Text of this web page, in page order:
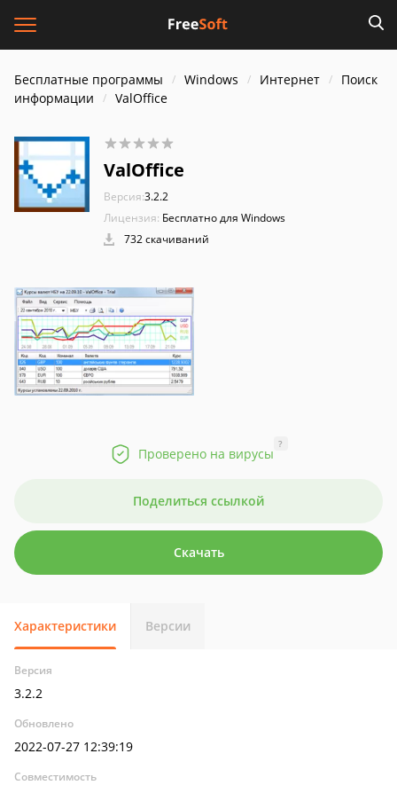
Бесплатные программы Windows Интернет
Поиск
информации
ValOffice
ValOffice
Версия:3.2.2
Лицензия: Бесплатно для Windows
732 скачиваний
Проверено на вирусы
?
Поделиться ссылкой
Скачать
Характеристики Версии
Версия
3.2.2
Обновлено
2022-07-27 12:39:19
Совместимость